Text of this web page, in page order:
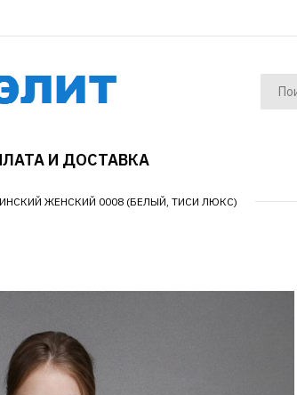
И ДОСТАВКА
ЖЕНСКИЙ 0008 (БЕЛЫЙ, ТИСИ ЛЮКС)